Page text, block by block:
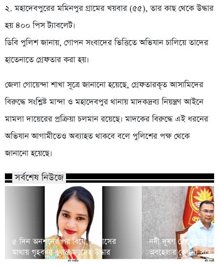
২. মহাদেবপুরের মমিনপুর গ্রামের খয়বার (৫৫), তার কাছ থেকে উদ্ধার
হয় ৪০০ পিস ট্যাবলেট।
ডিবি পুলিশ জানায়, গোপন সংবাদের ভিত্তিতে অভিযান চালিয়ে তাদের
হাতেনাতে গ্রেফতার করা হয়।
জেলা গোয়েন্দা শাখা সূত্রে জানানো হয়েছে, গ্রেফতারকৃত আসামিদের
বিরুদ্ধে সংশ্লিষ্ট মান্দা ও মহাদেবপুর থানায় মাদকদ্রব্য নিয়ন্ত্রণ আইনে
মামলা দায়েরের প্রক্রিয়া চলমান রয়েছে। মাদকের বিরুদ্ধে এই ধরনের
অভিযান আগামীতেও অব্যাহত থাকবে বলে পুলিশের পক্ষ থেকে
জানানো হয়েছে।
সর্বশেষ নিউজে
৫ দিন অনশনের পর বিয়ে, ৩ মাসের
মাথায় গৃহবধূর ঝুলন্ত মরদেহ উদ্ধার
নদী দূষণ রোধে সমন্বিত
অবহেলার কোনো সুযোগ